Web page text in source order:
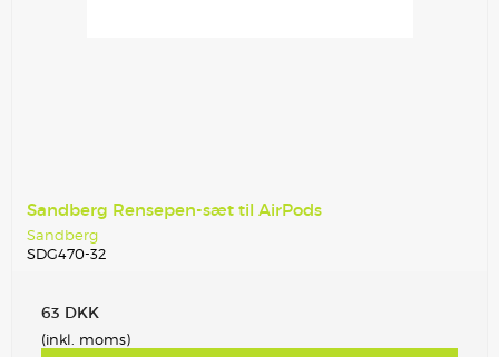
Sandberg Rensepen-sæt til AirPods
Sandberg
SDG470-32
63 DKK
(inkl. moms)